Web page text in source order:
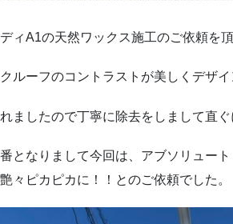
ィA1の天然ワックス施工のご依頼を頂
ルーフのコントラストが美しくデザイ
ましたので丁寧に除去をしまして直ぐ
となりまして今回は、アブソリュー
々ピカピカに！！とのご依頼でした。